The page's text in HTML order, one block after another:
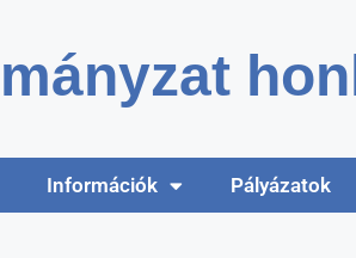
Információk Pályázatok